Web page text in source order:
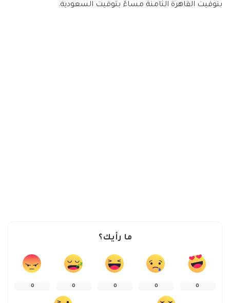
بتوقيت القاهرة الثامنة مساءً بتوقيت السعودية.
ما رأيك؟
0
0
0
0
0